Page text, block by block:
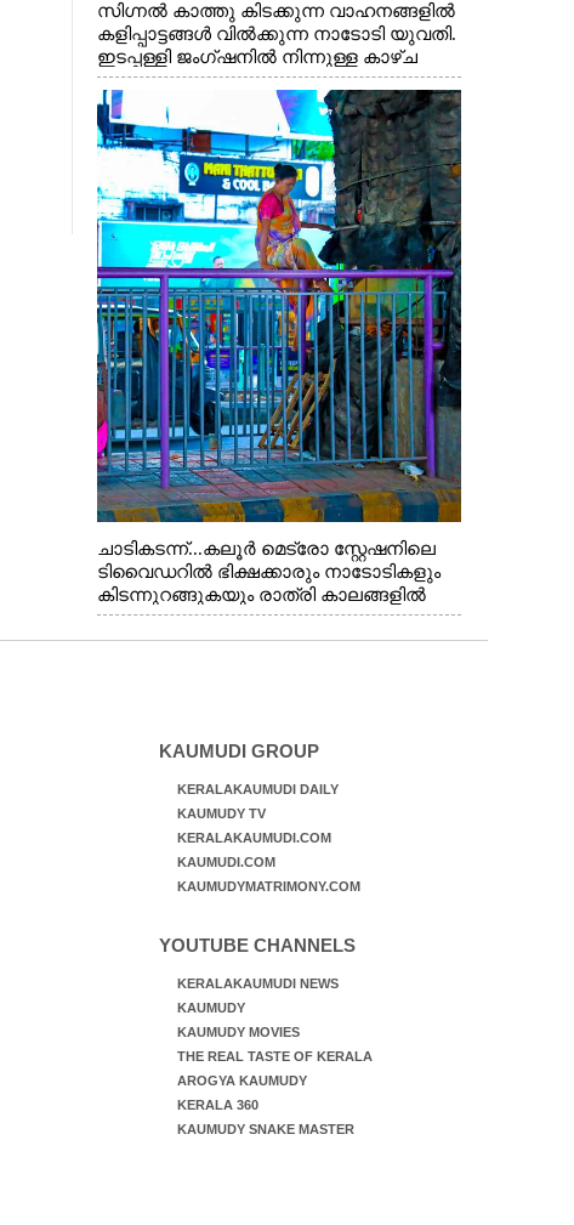
സിഗ്നൽ കാത്തു കിടക്കുന്ന വാഹനങ്ങളിൽ
കളിപ്പാട്ടങ്ങൾ വിൽക്കുന്ന നാടോടി യുവതി.
ഇടപ്പള്ളി ജംഗ്ഷനിൽ നിന്നുള്ള കാഴ്ച
ചാടികടന്ന്...കലൂർ മെട്രോ സ്റ്റേഷനിലെ
ടിവൈഡറിൽ ഭിക്ഷക്കാരും നാടോടികളും
കിടന്നുറങ്ങുകയും രാത്രി കാലങ്ങളിൽ
മദ്യപിക്കുകയും പൊതുജനങ്ങൾക്കും
വാഹനത്തിൽ പോകുന്നവർക്കും ബുദ്ധിമുട്ട്
KAUMUDI GROUP
KERALAKAUMUDI DAILY
KAUMUDY TV
KERALAKAUMUDI.COM
KAUMUDI.COM
KAUMUDYMATRIMONY.COM
YOUTUBE CHANNELS
KERALAKAUMUDI NEWS
KAUMUDY
KAUMUDY MOVIES
THE REAL TASTE OF KERALA
AROGYA KAUMUDY
KERALA 360
KAUMUDY SNAKE MASTER